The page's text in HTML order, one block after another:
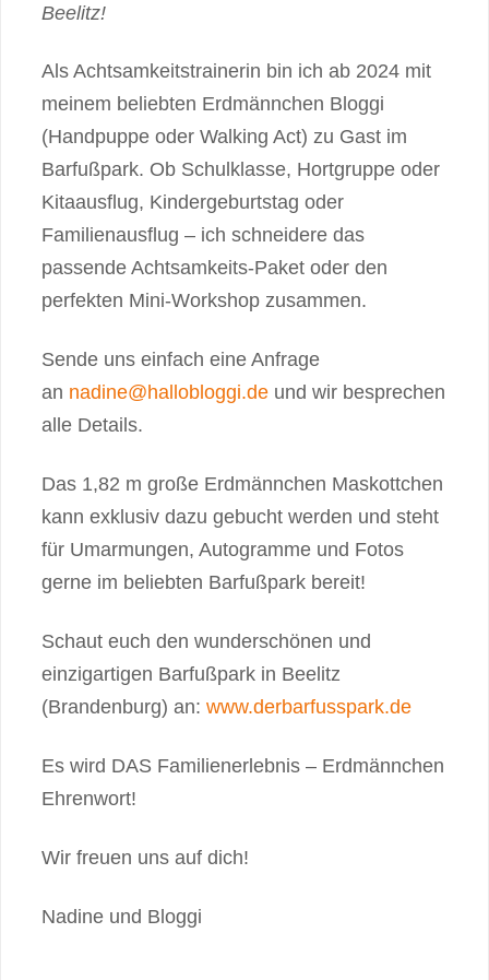
Beelitz!
Als Achtsamkeitstrainerin bin ich ab 2024 mit
meinem beliebten Erdmännchen Bloggi
(Handpuppe oder Walking Act) zu Gast im
Barfußpark. Ob Schulklasse, Hortgruppe oder
Kitaausflug, Kindergeburtstag oder
Familienausflug – ich schneidere das
passende Achtsamkeits-Paket oder den
perfekten Mini-Workshop zusammen.
Sende uns einfach eine Anfrage
an nadine@hallobloggi.deund wir besprechen
alle Details.
Das 1,82 m große Erdmännchen Maskottchen
kann exklusiv dazu gebucht werden und steht
für Umarmungen, Autogramme und Fotos
gerne im beliebten Barfußpark bereit!
Schaut euch den wunderschönen und
einzigartigen Barfußpark in Beelitz
(Brandenburg) an: www.derbarfusspark.de
Es wird DAS Familienerlebnis – Erdmännchen
Ehrenwort!
Wir freuen uns auf dich!
Nadine und Bloggi